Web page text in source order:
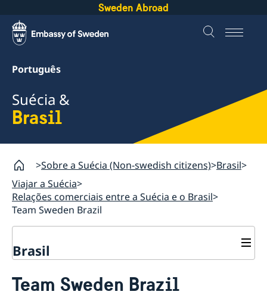
Sweden Abroad
Português
Suécia &
Brasil
Sobre a Suécia (Non-swedish citizens) Brasil
Viajar a Suécia
Relações comerciais entre a Suécia e o Brasil
Team Sweden Brazil
Brasil
Visitar a Suécia
Team Sweden Brazil